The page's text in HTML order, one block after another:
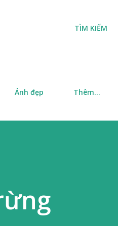
TÌM KIẾM
Ảnh đẹp Thêm…